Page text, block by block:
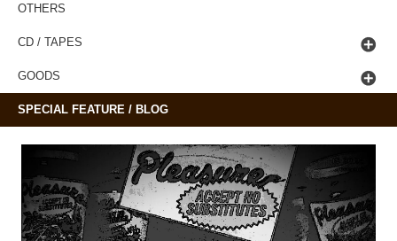
OTHERS
CD / TAPES
GOODS
SPECIAL FEATURE / BLOG